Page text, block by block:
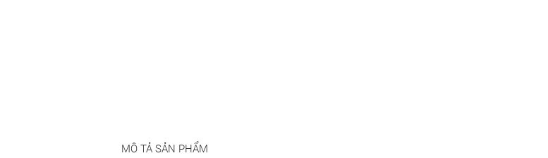
MÔ TẢ SẢN PHẨM